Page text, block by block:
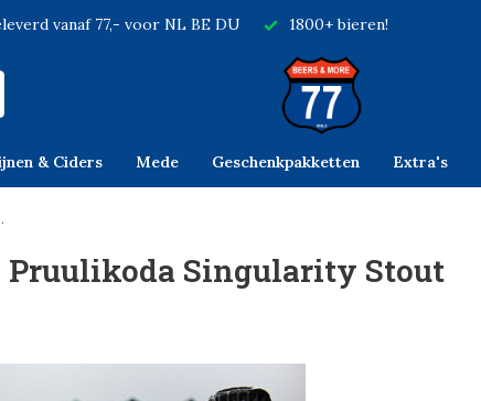
vanaf 77,- voor NL BE DU 1800+ bieren!
& Ciders Mede Geschenkpakketten Extra's
Pruulikoda Singularity Stout